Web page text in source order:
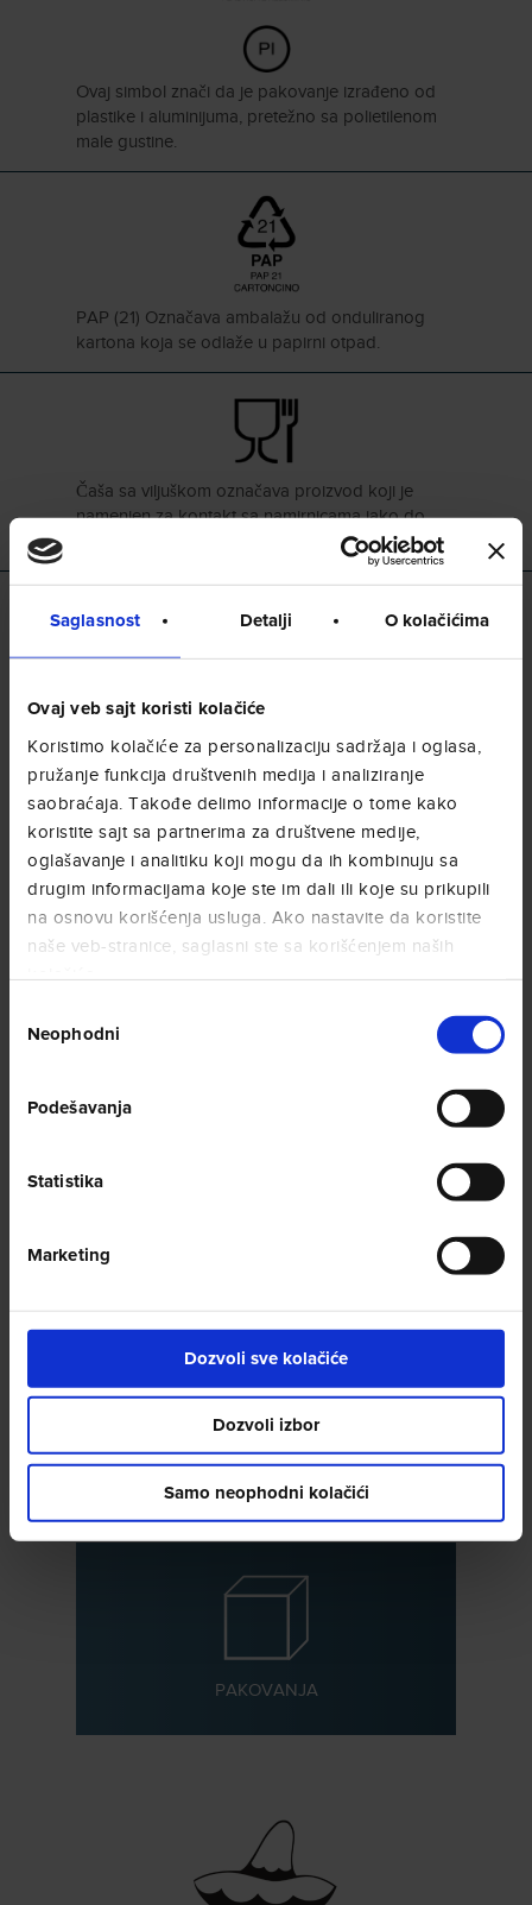
Saglasnost Detalji O kolačićima
Ovaj veb sajt koristi kolačiće
Koristimo kolačiće za personalizaciju sadržaja i oglasa,
pružanje funkcija društvenih medija i analiziranje
saobraćaja. Takođe delimo informacije o tome kako
koristite sajt sa partnerima za društvene medije,
oglašavanje i analitiku koji mogu da ih kombinuju sa
drugim informacijama koje ste im dali ili koje su prikupili
na osnovu korišćenja usluga. Ako nastavite da koristite
naše veb-stranice, saglasni ste sa korišćenjem naših
сагласности
Neophodni
Podešavanja
Statistika
Marketing
Dozvoli sve kolačiće
Dozvoli izbor
Samo neophodni kolačići
Ovaj simbol znači da je pakovanje izrađeno od
plastike i aluminijuma, pretežno sa polietilenom
male gustine.
PAP (21) Označava ambalažu od onduliranog
kartona koja se odlaže u papirni otpad.
Čaša sa viljuškom označava proizvod koji je
namenjen za kontakt sa namirnicama iako do
reciklažu otpada, koju čine tri strelice koje
formiraju oblik Mebijusove trake. Oznaka ne
predstavlja zaštićenu marku.
Vidi ostale
kategorije
KESICE
PAKOVANJA